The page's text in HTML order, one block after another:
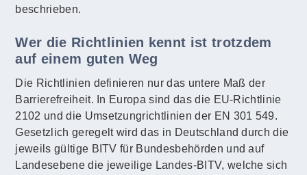
beschrieben.
Wer die Richtlinien kennt ist trotzdem
auf einem guten Weg
Die Richtlinien definieren nur das untere Maß der
Barrierefreiheit. In Europa sind das die EU-Richtlinie
2102 und die Umsetzungrichtlinien der EN 301 549.
Gesetzlich geregelt wird das in Deutschland durch die
jeweils gültige BITV für Bundesbehörden und auf
Landesebene die jeweilige Landes-BITV, welche sich